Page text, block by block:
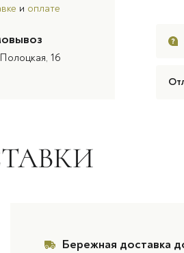
и оплате
16
Бережная доставка